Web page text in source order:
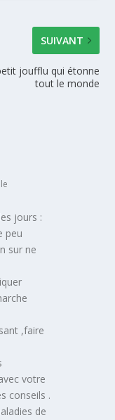
SUIVANT
joufflu qui étonne
tout le monde
le
jours :
peu
sur ne
,faire
votre
conseils .
de